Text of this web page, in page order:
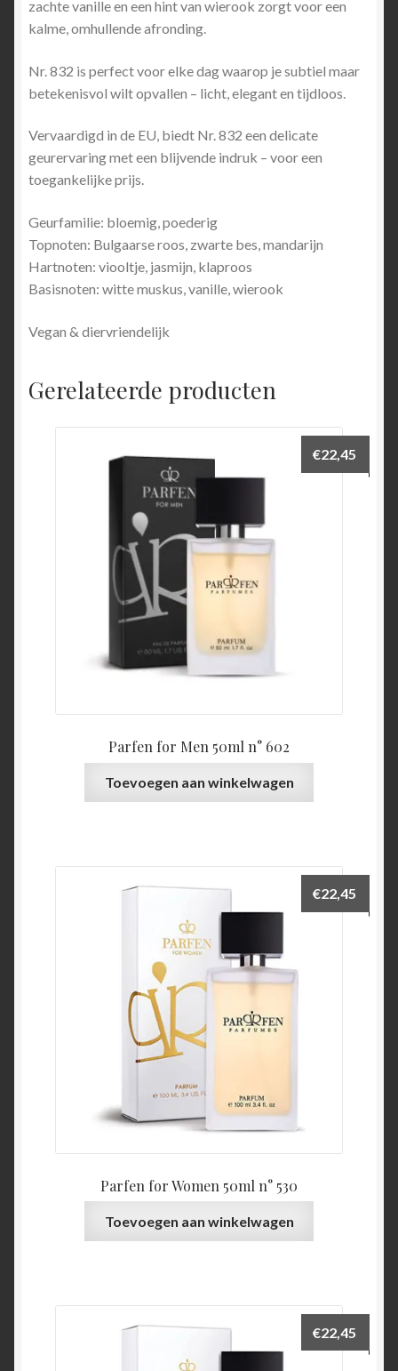
zachte vanille en een hint van wierook zorgt voor een
kalme, omhullende afronding.
Nr. 832 is perfect voor elke dag waarop je subtiel maar
betekenisvol wilt opvallen – licht, elegant en tijdloos.
Vervaardigd in de EU, biedt Nr. 832 een delicate
geurervaring met een blijvende indruk – voor een
toegankelijke prijs.
Geurfamilie: bloemig, poederig
Topnoten: Bulgaarse roos, zwarte bes, mandarijn
Hartnoten: viooltje, jasmijn, klaproos
Basisnoten: witte muskus, vanille, wierook
Vegan & diervriendelijk
Gerelateerde producten
Parfen for Men 50ml n° 602
€22,45
Toevoegen aan winkelwagen
Parfen for Women 50ml n° 530
€22,45
Toevoegen aan winkelwagen
€22,45